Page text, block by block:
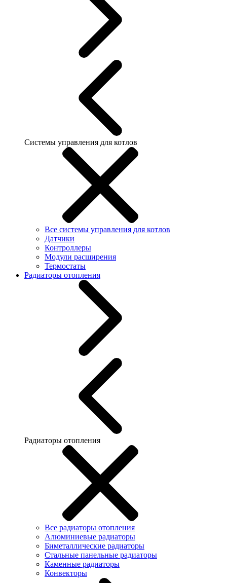
Системы управления для котлов
Все системы управления для котлов
Датчики
Контроллеры
Модули расширения
Термостаты
Радиаторы отопления
Радиаторы отопления
Все радиаторы отопления
Алюминиевые радиаторы
Биметаллические радиаторы
Стальные панельные радиаторы
Каменные радиаторы
Конвекторы